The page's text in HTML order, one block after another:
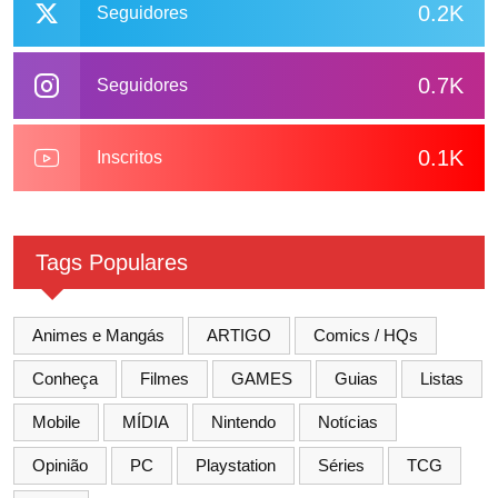
0.2K
Seguidores
0.7K
Seguidores
0.1K
Inscritos
Tags Populares
Animes e Mangás ARTIGO Comics / HQs
Conheça Filmes GAMES Guias Listas
Mobile MÍDIA Nintendo Notícias
Opinião PC Playstation Séries TCG